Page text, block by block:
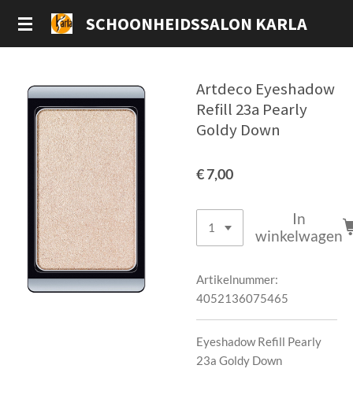
Ga
direct
hoofdinhoud
SCHOONHEIDSSALON KARLA
Artdeco Eyeshadow
Refill 23a Pearly
Goldy Down
€ 7,00
In
winkelwagen
Artikelnummer:
4052136075465
Eyeshadow Refill Pearly
23a Goldy Down